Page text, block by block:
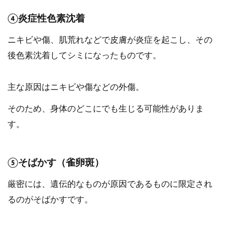
④炎症性色素沈着
ニキビや傷、肌荒れなどで皮膚が炎症を起こし、その
後色素沈着してシミになったものです。
主な原因はニキビや傷などの外傷。
そのため、身体のどこにでも生じる可能性がありま
す。
⑤そばかす（雀卵斑）
厳密には、遺伝的なものが原因であるものに限定され
るのがそばかすです。